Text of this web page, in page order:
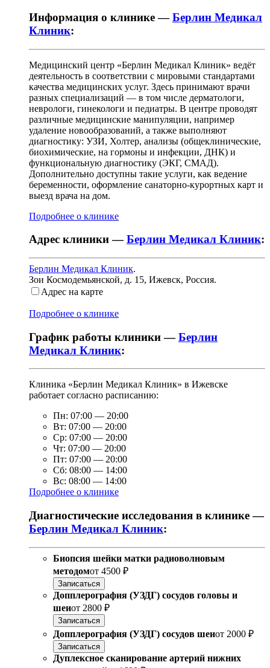
Информация о клинике —Берлин Медикал
Клиник:
Медицинский центр «Берлин Медикал Клиник» ведёт
деятельность в соответствии с мировыми стандартами
качества медицинских услуг. Здесь принимают врачи
разных специализаций — в том числе дерматологи,
неврологи, гинекологи и педиатры. В центре проводят
различные медицинские манипуляции, например
удаление новообразований, а также выполняют
диагностику: УЗИ, Холтер, анализы (общеклинические,
биохимические, на гормоны и инфекции, ДНК) и
функциональную диагностику (ЭКГ, СМАД).
Дополнительно доступны такие услуги, как ведение
беременности, оформление санаторно-курортных карт и
выезд врача на дом.
Подробнее о клинике
Адрес клиники —Берлин Медикал Клиник:
Берлин Медикал Клиник.
Зои Космодемьянской, д. 15, Ижевск, Россия.
Адрес на карте
Подробнее о клинике
График работы клиники —Берлин
Медикал Клиник:
Клиника «Берлин Медикал Клиник» в Ижевске
работает согласно расписанию:
Пн: 07:00 — 20:00
Вт: 07:00 — 20:00
Ср: 07:00 — 20:00
Чт: 07:00 — 20:00
Пт: 07:00 — 20:00
Сб: 08:00 — 14:00
Вс: 08:00 — 14:00
Подробнее о клинике
Диагностические исследования в клинике —
Берлин Медикал Клиник:
Биопсия шейки матки радиоволновым
методомот 4500 ₽
Записаться
Допплерография (УЗДГ) сосудов головы и
шеиот 2800 ₽
Записаться
Допплерография (УЗДГ) сосудов шеиот 2000 ₽
Записаться
Дуплексное сканирование артерий нижних